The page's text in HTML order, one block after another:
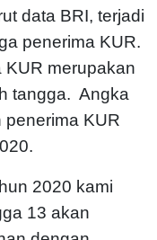
data BRI, terjadi
penerima KUR.
KUR merupakan
tangga. Angka
penerima KUR
2020 kami
13 akan